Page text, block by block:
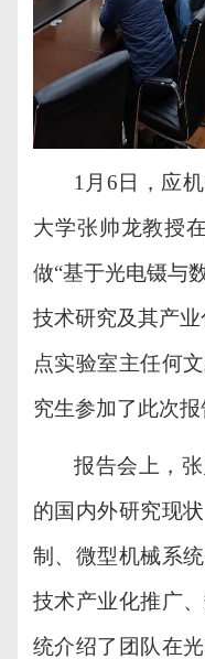
1 月 6 日， 应
大学张帅龙教授
做“基于光电镊与
技术研究及其产
点实验室主任何
究生参加了此次报
报告会上 ，
的国内外研究现状
制、微型机械系
技术产业化推广
统介绍了团队在